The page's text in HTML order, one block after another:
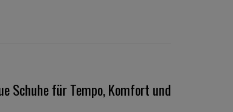
Schuhe für Tempo, Komfort und